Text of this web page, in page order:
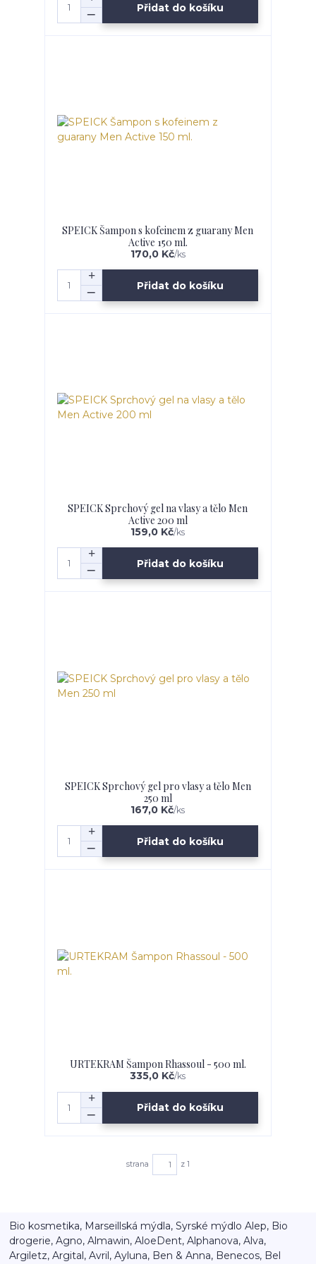
Přidat do košíku
SPEICK Šampon s kofeinem z guarany Men
Active 150 ml.
170,0 Kč/ks
Přidat do košíku
SPEICK Sprchový gel na vlasy a tělo Men
Active 200 ml
159,0 Kč/ks
Přidat do košíku
SPEICK Sprchový gel pro vlasy a tělo Men
250 ml
167,0 Kč/ks
Přidat do košíku
URTEKRAM Šampon Rhassoul - 500 ml.
335,0 Kč/ks
Přidat do košíku
strana z 1
Bio kosmetika, Marseillská mýdla, Syrské mýdlo Alep, Bio
drogerie, Agno, Almawin, AloeDent, Alphanova, Alva,
Argiletz, Argital, Avril, Ayluna, Ben & Anna, Benecos, Bel